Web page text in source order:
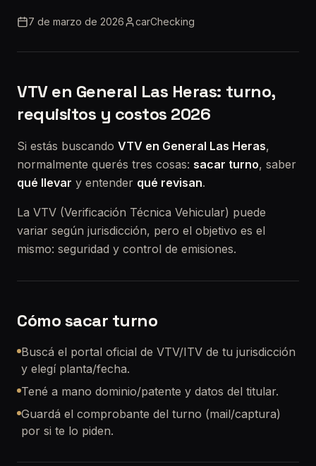
7 de marzo de 2026 carChecking
VTV en General Las Heras: turno,
requisitos y costos 2026
Si estás buscando VTV en General Las Heras,
normalmente querés tres cosas: sacar turno, saber
qué llevar y entender qué revisan.
La VTV (Verificación Técnica Vehicular) puede
variar según jurisdicción, pero el objetivo es el
mismo: seguridad y control de emisiones.
Cómo sacar turno
Buscá el portal oficial de VTV/ITV de tu jurisdicción
y elegí planta/fecha.
Tené a mano dominio/patente y datos del titular.
Guardá el comprobante del turno (mail/captura)
por si te lo piden.